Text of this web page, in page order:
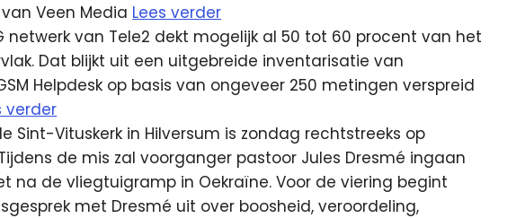
Veen Media Lees verder
netwerk van Tele2 dekt mogelijk al 50 tot 60 procent van het
Dat blijkt uit een uitgebreide inventarisatie van
Helpdesk op basis van ongeveer 250 metingen verspreid
verder
Sint-Vituskerk in Hilversum is zondag rechtstreeks op
de mis zal voorganger pastoor Jules Dresmé ingaan
na de vliegtuigramp in Oekraïne. Voor de viering begint
met Dresmé uit over boosheid, veroordeling,